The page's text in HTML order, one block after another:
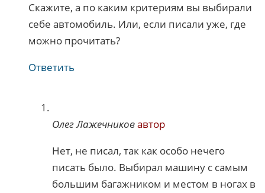
Скажите, а по каким критериям вы выбирали
себе автомобиль. Или, если писали уже, где
можно прочитать?
Ответить
Олег Лажечниковавтор
Нет, не писал, так как особо нечего
писать было. Выбирал машину с самым
большим багажником и местом в ногах в